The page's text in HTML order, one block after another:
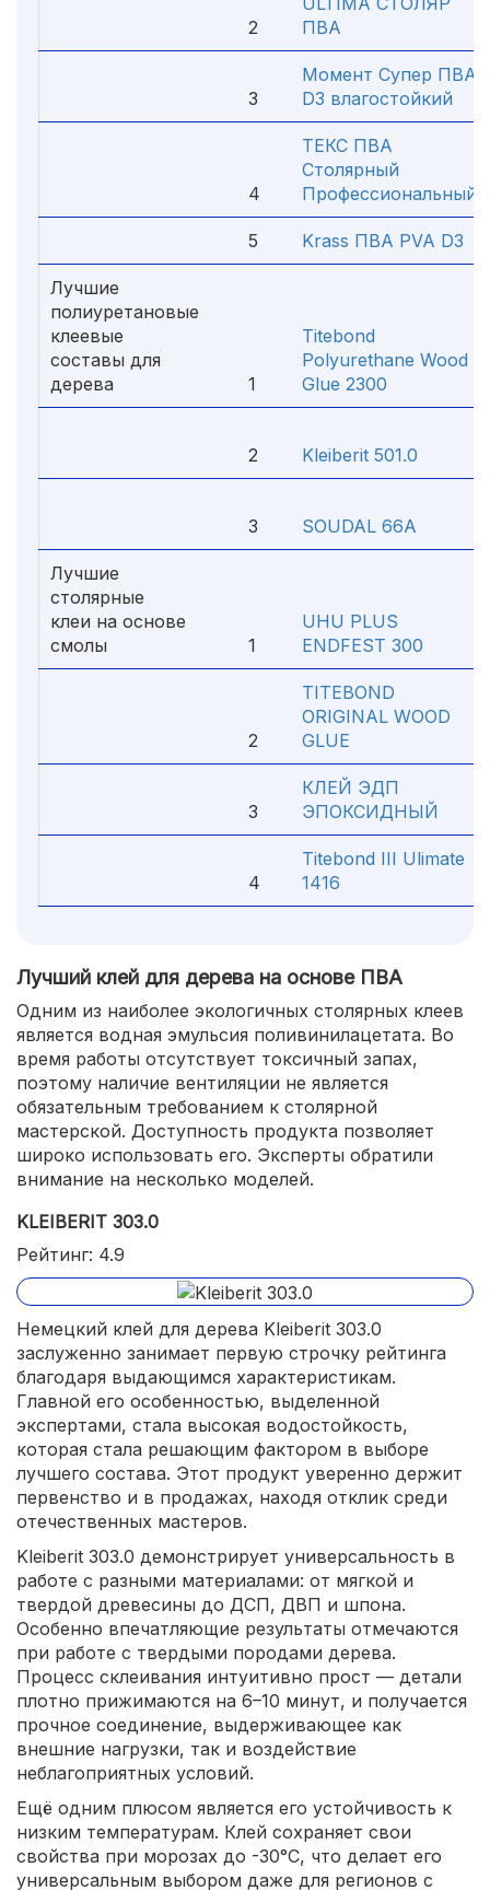
2
ПВА
3
Момент Супер ПВА
D3 влагостойкий
4
ТЕКС ПВА
Столярный
Профессиональный
5 Krass ПВА PVA D3
Лучшие
полиуретановые
клеевые
составы для
дерева
1
Titebond
Polyurethane Wood
Glue 2300
2 Kleiberit 501.0
3 SOUDAL 66A
Лучшие
столярные
клеи на основе
смолы
1
UHU PLUS
ENDFEST 300
2
TITEBOND
ORIGINAL WOOD
GLUE
3
КЛЕЙ ЭДП
ЭПОКСИДНЫЙ
4
Titebond III Ulimate
1416
Лучший клей для дерева на основе ПВА
Одним из наиболее экологичных столярных клеев
является водная эмульсия поливинилацетата. Во
время работы отсутствует токсичный запах,
поэтому наличие вентиляции не является
обязательным требованием к столярной
мастерской. Доступность продукта позволяет
широко использовать его. Эксперты обратили
внимание на несколько моделей.
KLEIBERIT 303.0
Рейтинг: 4.9
Немецкий клей для дерева Kleiberit 303.0
заслуженно занимает первую строчку рейтинга
благодаря выдающимся характеристикам.
Главной его особенностью, выделенной
экспертами, стала высокая водостойкость,
которая стала решающим фактором в выборе
лучшего состава. Этот продукт уверенно держит
первенство и в продажах, находя отклик среди
отечественных мастеров.
Kleiberit 303.0 демонстрирует универсальность в
работе с разными материалами: от мягкой и
твердой древесины до ДСП, ДВП и шпона.
Особенно впечатляющие результаты отмечаются
при работе с твердыми породами дерева.
Процесс склеивания интуитивно прост — детали
плотно прижимаются на 6–10 минут, и получается
прочное соединение, выдерживающее как
внешние нагрузки, так и воздействие
неблагоприятных условий.
Ещё одним плюсом является его устойчивость к
низким температурам. Клей сохраняет свои
свойства при морозах до -30°C, что делает его
универсальным выбором даже для регионов с